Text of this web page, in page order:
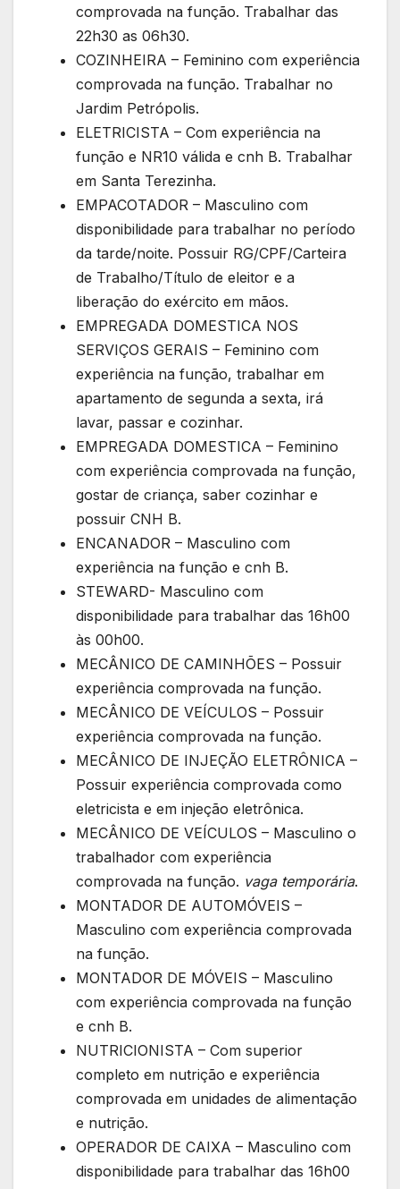
comprovada na função. Trabalhar das
22h30 as 06h30.
COZINHEIRA – Feminino com experiência
comprovada na função. Trabalhar no
Jardim Petrópolis.
ELETRICISTA – Com experiência na
função e NR10 válida e cnh B. Trabalhar
em Santa Terezinha.
EMPACOTADOR – Masculino com
disponibilidade para trabalhar no período
da tarde/noite. Possuir RG/CPF/Carteira
de Trabalho/Título de eleitor e a
liberação do exército em mãos.
EMPREGADA DOMESTICA NOS
SERVIÇOS GERAIS – Feminino com
experiência na função, trabalhar em
apartamento de segunda a sexta, irá
lavar, passar e cozinhar.
EMPREGADA DOMESTICA – Feminino
com experiência comprovada na função,
gostar de criança, saber cozinhar e
possuir CNH B.
ENCANADOR – Masculino com
experiência na função e cnh B.
STEWARD- Masculino com
disponibilidade para trabalhar das 16h00
às 00h00.
MECÂNICO DE CAMINHÕES – Possuir
experiência comprovada na função.
MECÂNICO DE VEÍCULOS – Possuir
experiência comprovada na função.
MECÂNICO DE INJEÇÃO ELETRÔNICA –
Possuir experiência comprovada como
eletricista e em injeção eletrônica.
MECÂNICO DE VEÍCULOS – Masculino o
trabalhador com experiência
comprovada na função. vaga temporária.
MONTADOR DE AUTOMÓVEIS –
Masculino com experiência comprovada
na função.
MONTADOR DE MÓVEIS – Masculino
com experiência comprovada na função
e cnh B.
NUTRICIONISTA – Com superior
completo em nutrição e experiência
comprovada em unidades de alimentação
e nutrição.
OPERADOR DE CAIXA – Masculino com
disponibilidade para trabalhar das 16h00